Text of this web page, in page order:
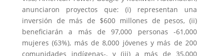
anunciaron proyectos que: (i) representan una
inversión de más de $600 millones de pesos, (ii)
beneficiarán a más de 97,000 personas -61,000
mujeres (63%), más de 8,000 jóvenes y más de 200
comunidades indígenas-, y (iii) a más de 35,000